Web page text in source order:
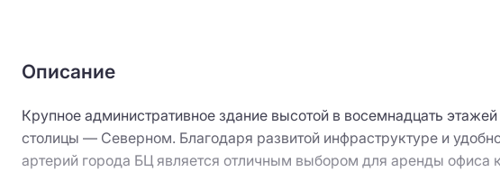
Описание
Крупное административное здание высотой в восемнадцать
столицы — Северном. Благодаря развитой инфраструктуре и
артерий города БЦ является отличным выбором для аренды офиса